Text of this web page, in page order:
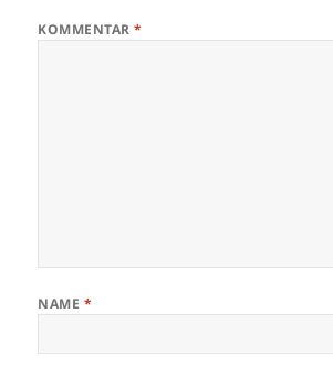
KOMMENTAR*
NAME *